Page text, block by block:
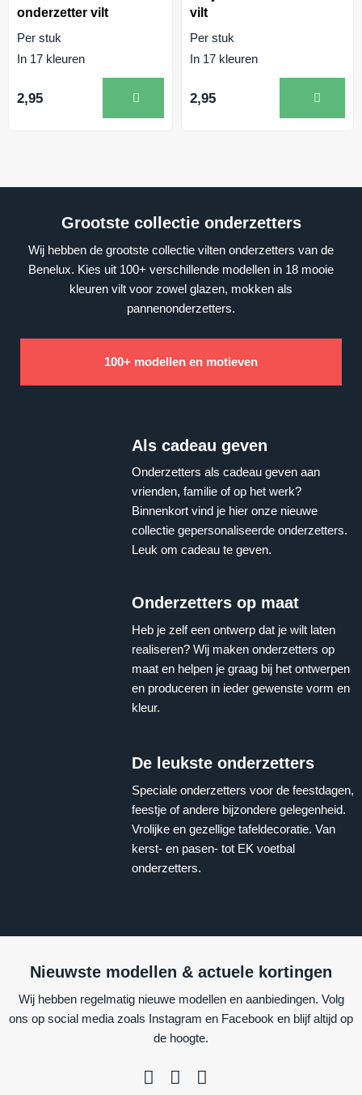
onderzetter vilt
Per stuk
In 17 kleuren
2,95
vilt
Per stuk
In 17 kleuren
2,95
Grootste collectie onderzetters
Wij hebben de grootste collectie vilten onderzetters van de
Benelux. Kies uit 100+ verschillende modellen in 18 mooie
kleuren vilt voor zowel glazen, mokken als
pannenonderzetters.
100+ modellen en motieven
Als cadeau geven
Onderzetters als cadeau geven aan
vrienden, familie of op het werk?
Binnenkort vind je hier onze nieuwe
collectie gepersonaliseerde onderzetters.
Leuk om cadeau te geven.
Onderzetters op maat
Heb je zelf een ontwerp dat je wilt laten
realiseren? Wij maken onderzetters op
maat en helpen je graag bij het ontwerpen
en produceren in ieder gewenste vorm en
kleur.
De leukste onderzetters
Speciale onderzetters voor de feestdagen,
feestje of andere bijzondere gelegenheid.
Vrolijke en gezellige tafeldecoratie. Van
kerst- en pasen- tot EK voetbal
onderzetters.
Nieuwste modellen & actuele kortingen
Wij hebben regelmatig nieuwe modellen en aanbiedingen. Volg
ons op social media zoals Instagram en Facebook en blijf altijd op
de hoogte.